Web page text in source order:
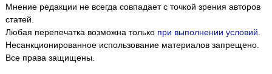
Мнение редакции не всегда совпадает с точкой зрения авторов
статей.
Любая перепечатка возможна только при выполнении условий.
Несанкционированное использование материалов запрещено.
Все права защищены.